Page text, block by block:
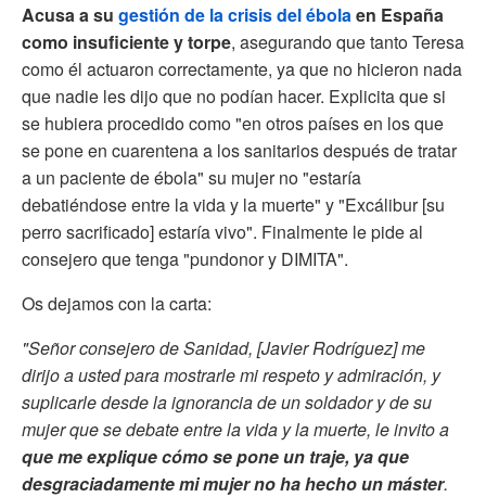
Acusa a su gestión de la crisis del ébolaen España
como insuficiente y torpe, asegurando que tanto Teresa
como él actuaron correctamente, ya que no hicieron nada
que nadie les dijo que no podían hacer. Explicita que si
se hubiera procedido como "en otros países en los que
se pone en cuarentena a los sanitarios después de tratar
a un paciente de ébola" su mujer no "estaría
debatiéndose entre la vida y la muerte" y "Excálibur [su
perro sacrificado] estaría vivo". Finalmente le pide al
consejero que tenga "pundonor y DIMITA".
Os dejamos con la carta:
"Señor consejero de Sanidad, [Javier Rodríguez] me
dirijo a usted para mostrarle mi respeto y admiración, y
suplicarle desde la ignorancia de un soldador y de su
mujer que se debate entre la vida y la muerte, le invito a
que me explique cómo se pone un traje, ya que
desgraciadamente mi mujer no ha hecho un máster.